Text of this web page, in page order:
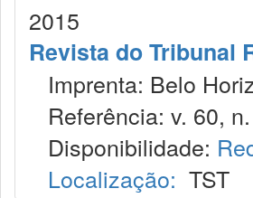
2015
Revista do Tribunal
Imprenta: Belo
Referência: v. 60,
Disponibilidade:
Localização: TST